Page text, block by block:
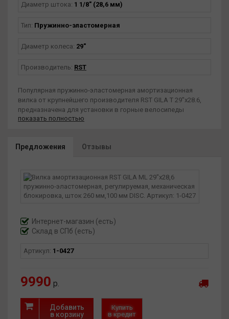
Диаметр штока: 1 1/8" (28,6 мм)
Тип: Пружинно-эластомерная
Диаметр колеса: 29"
Производитель: RST
Популярная пружинно-эластомерная амортизационная
вилка от крупнейшего производителя RST GILA Т 29"х28.6,
предназначена для установки в горные велосипеды
начального и среднего уровней, с диаметром колес 29
Стальная пружина со встроенным эластомером хорошо
При этом обеспечивается лучшая комфортность и
управляемость, кроме того амортизатор увеличивает срок
службы основных узлов велосипеда. Имеется регулировка
амортизатор под свой вес. Также есть механическая
блокировка вилки. Шток вилки имеет диаметр 28,6 мм.
показать полностью
Предложения Отзывы
Интернет-магазин (есть)
Склад в СПб (есть)
Артикул: 1-0427
9990 р.
Добавить
в корзину
Купить
в кредит